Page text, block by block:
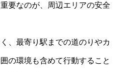
要なのが、周辺エリアの安全
、最寄り駅までの道のりやカ
の環境も含めて行動すること